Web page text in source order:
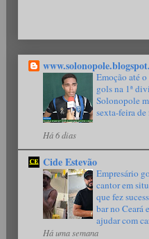
Emoção até
gols na 1ª
Solonopole
sexta-feira de
Há 6 dias
Cide Estevão
Empresário
cantor em
que fez
bar no Ceará
ajudar com
Há uma semana